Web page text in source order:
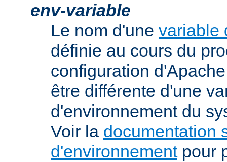
env-variable
Le nom d'une variable
définie au cours du
configuration
être différente d'une
d'environnement du
Voir la documentation
d'environnementpour